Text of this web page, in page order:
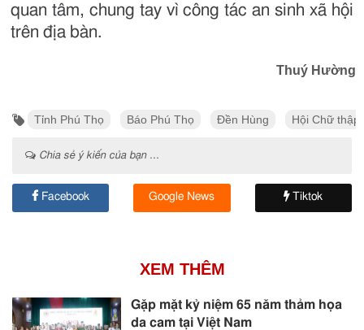
quan tâm, chung tay vì công tác an sinh xã hội
trên địa bàn.
Thuý Hường
Tỉnh Phú Thọ Báo Phú Thọ Đền Hùng Hội Chữ thập
Chia sẻ ý kiến của bạn ...
Facebook Google News Tiktok
XEM THÊM
Gặp mặt kỷ niệm 65 năm thảm họa
da cam tại Việt Nam